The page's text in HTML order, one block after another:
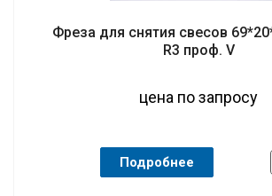
Фреза для снятия свесов
R3 проф. V
цена по запросу
Подробнее